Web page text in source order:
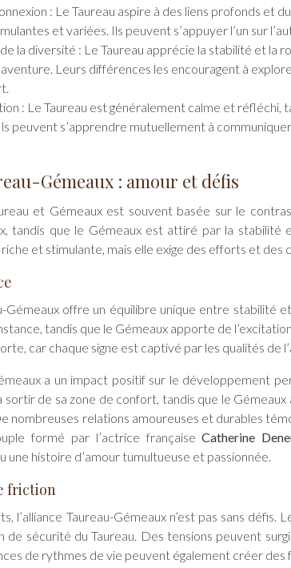
: Le Taureau aspire à des liens profonds et
et variées. Ils peuvent s’appuyer l’un sur
la diversité : Le Taureau apprécie la stabilité et la
Leurs différences les encouragent à
: Le Taureau est généralement calme et réfléchi,
peuvent s’apprendre mutuellement à
Gémeaux : amour et défis
et Gémeaux est souvent basée sur le
tandis que le Gémeaux est attiré par la
et stimulante, mais elle exige des efforts et des
Gémeaux offre un équilibre unique entre stabilité
tandis que le Gémeaux apporte de
car chaque signe est captivé par les qualités de
a un impact positif sur le développement
de sa zone de confort, tandis que le
nombreuses relations amoureuses et durables
formé par l’actrice françaiseCatherine
une histoire d’amour tumultueuse et passionnée.
friction
l’alliance Taureau-Gémeaux n’est pas sans
de sécurité du Taureau. Des tensions peuvent
de rythmes de vie peuvent également créer des